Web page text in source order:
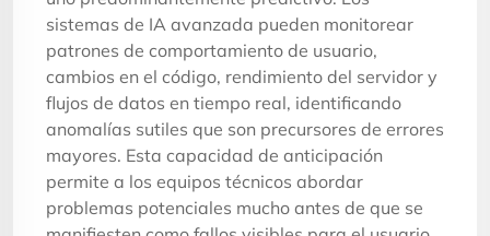
sistemas de IA avanzada pueden monitorear
patrones de comportamiento de usuario,
cambios en el código, rendimiento del servidor y
flujos de datos en tiempo real, identificando
anomalías sutiles que son precursores de errores
mayores. Esta capacidad de anticipación
permite a los equipos técnicos abordar
problemas potenciales mucho antes de que se